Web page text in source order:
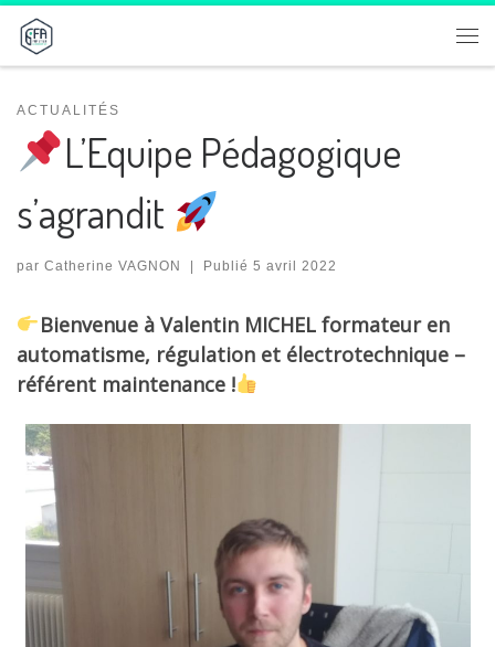
Passer au contenu
ACTUALITÉS
L’Equipe Pédagogique
s’agrandit
par Catherine VAGNON | Publié 5 avril 2022
Bienvenue à Valentin MICHEL formateur en
automatisme, régulation et électrotechnique –
référent maintenance !